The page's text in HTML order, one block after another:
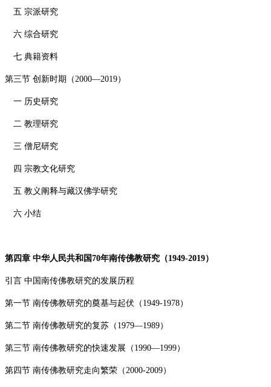
五 宗派研究
六 综合研究
七 典籍资料
第三节 创新时期（ 2000—2019）
一 历史研究
二 教理研究
三 僧尼研究
四 宗教文化研究
五 教义阐释与藏汉佛学研究
六 小结
第四章 中华人民共和国70年南传佛教研究（1949-2019）
引言 中国南传佛教研究的发展历程
第一节 南传佛教研究的奠基与起伏（ 1949-1978）
第二节 南传佛教研究的复苏（ 1979—1989）
第三节 南传佛教研究的快速发展（ 1990—1999）
第四节 南传佛教研究走向繁荣（ 2000-2009）